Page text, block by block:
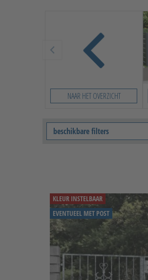
NAAR HET OVERZICHT
beschikbare filters
KLEUR INSTELBAAR
EVENTUEEL MET POST